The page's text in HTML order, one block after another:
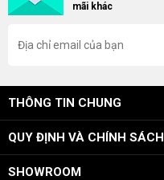
mãi khác
THÔNG TIN CHUNG
QUY ĐỊNH VÀ CHÍNH SÁCH
SHOWROOM